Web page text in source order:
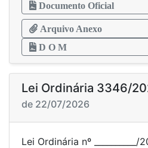
Documento Oficial
Arquivo Anexo
D O M
Lei Ordinária 3346/
de 22/07/2026
Lei Ordinária nº